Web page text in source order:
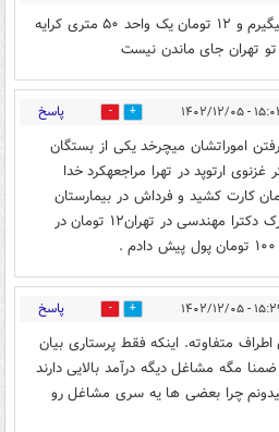
من تو تهران۱۴ نومان حقوق میگیرم و ۱۲ تومان یک واحد ۵۰ متری کرایه
- ۱۴۰۲/۱۲/۰۵ 2 پاسخ
اموراتشان میچرخد یکی از بستگان
ارتوپد در تهرا مراجعهکرد خدا
میلیون تومان کارت کشید و فرداش در بیمارستان
بهمن عملش کرد اما من با مدرک دکترا مهندسی در تهران۱۲ تومان در
- ۱۴۰۲/۱۲/۰۵ 1 پاسخ
متفاوته. اینکه فقط پرستاری بیان
مگه مشاغل دیگه درآمد بالایی دارند
چرا بعضی ها یه سری مشاغل رو